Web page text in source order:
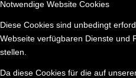
Notwendige Website Cookies
Diese Cookies sind unbedingt
Webseite verfügbaren Dienste und
stellen.
Da diese Cookies für die auf